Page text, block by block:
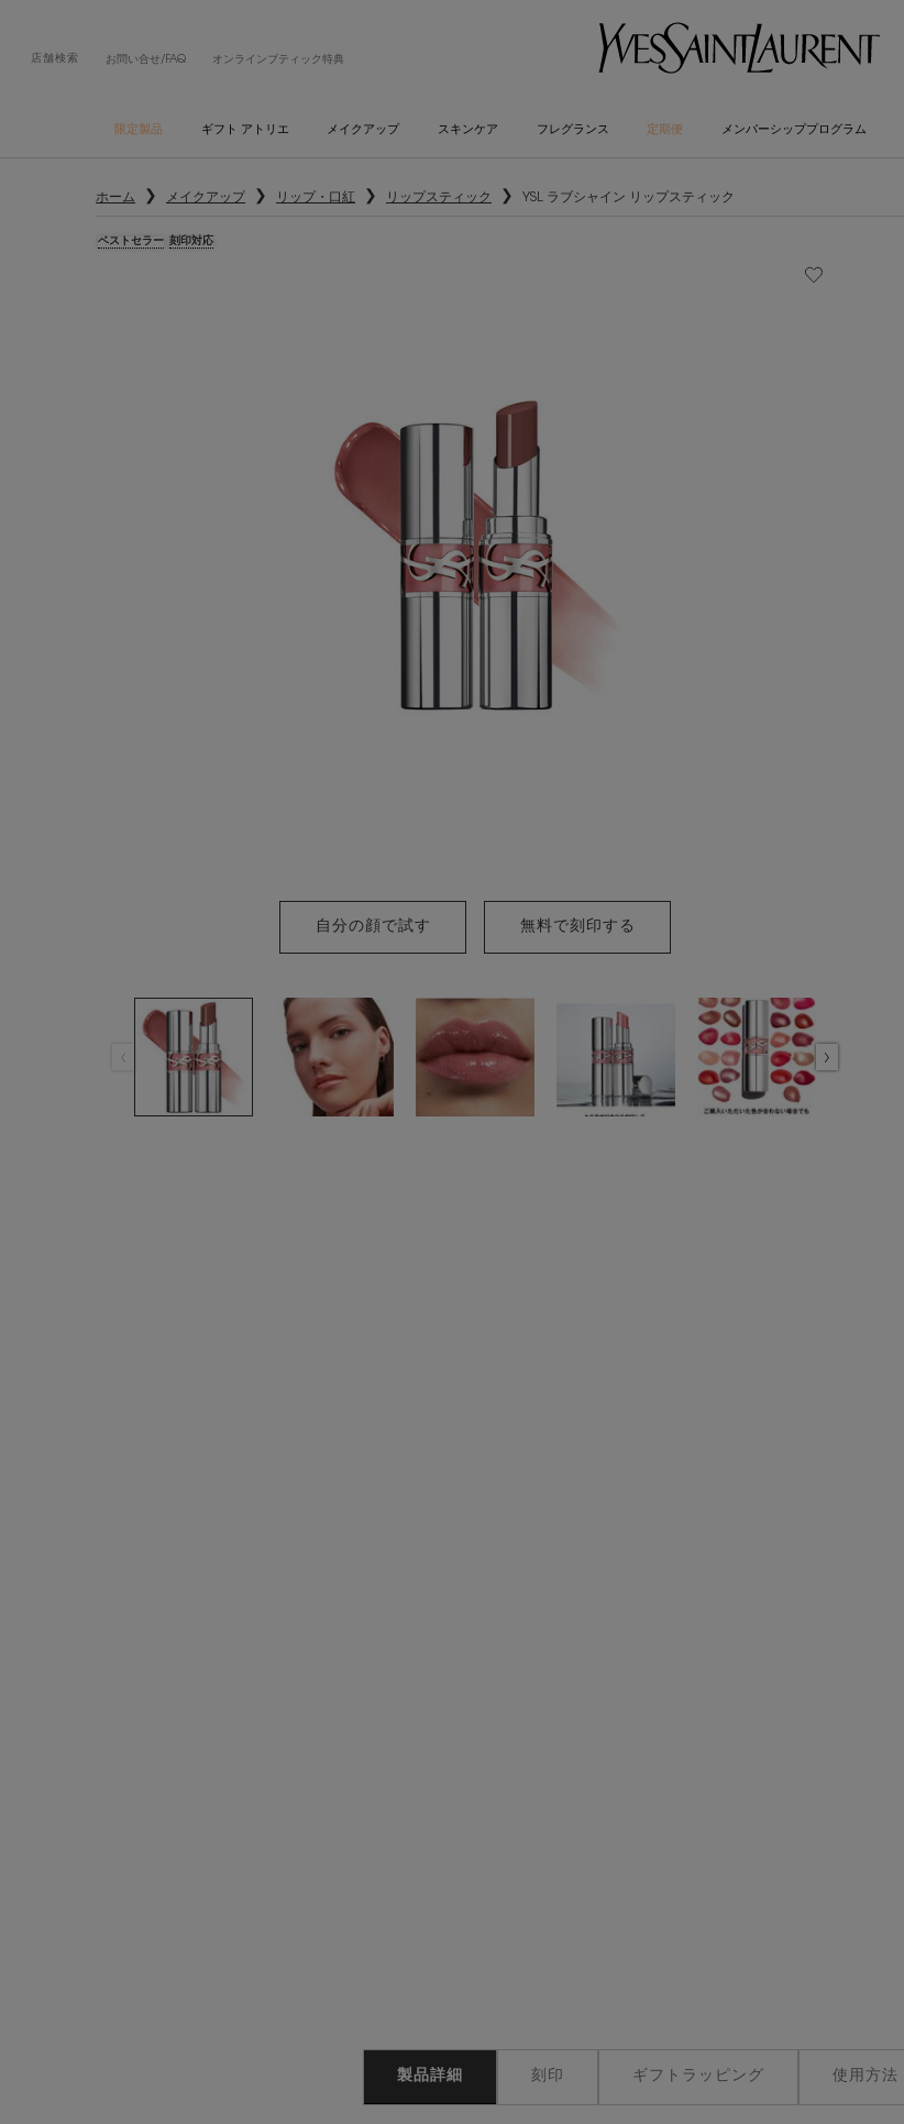
店舗検索 お問い合せ/FAQ オンラインブティック特典
限定製品 ギフト アトリエ メイクアップ スキンケア フレグランス 定期便 メンバーシッププログラム
ホーム メイクアップ リップ・口紅 リップスティック YSL ラブシャイン リップスティック
ベストセラー 刻印対応
自分の顔で試す YSL ラブシャイン リップスティック
無料で刻印する
製品詳細 刻印 ギフトラッピング 使用方法